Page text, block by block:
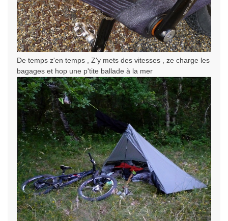
De temps z'en temps , Z'y mets des vitesses , ze charge les
bagages et hop une p'tite ballade à la mer